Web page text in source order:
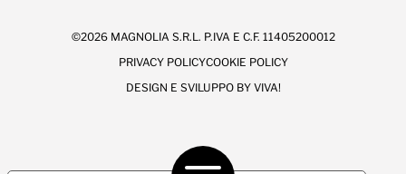
©2026 MAGNOLIA S.R.L. P.IVA E C.F. 11405200012
PRIVACY POLICYCOOKIE POLICY
DESIGN E SVILUPPO BY VIVA!